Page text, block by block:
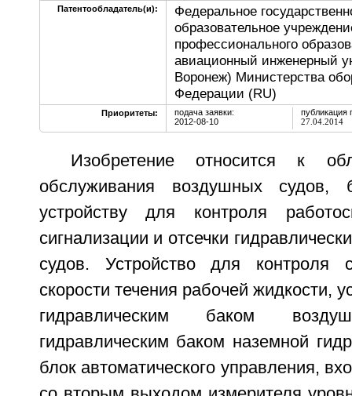
Патентообладатель(и):
Федеральное
образовательное
профессионального
авиационный инженерный
Воронеж) Министерства
Федерации (RU)
Приоритеты:
подача заявки:
2012-08-10
публикация
27.04.2014
Изобретение относится к
обслуживания воздушных судов,
устройству для контроля
сигнализации и отсечки
судов. Устройство для контроля
скорости течения рабочей жидкости,
гидравлическим баком
гидравлическим баком наземной
блок автоматического управления,